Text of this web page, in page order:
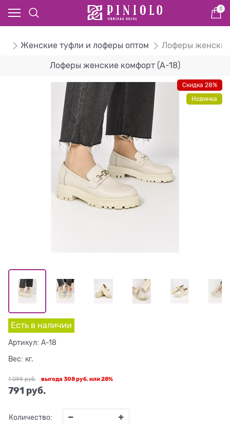
0
Женские туфли и лоферы оптом Лоферы
Лоферы женские комфорт (A-18)
Скидка 28%
Новинка
Есть в наличии
Артикул: A-18
Вес: кг.
1 099 руб.
791 руб.
выгода 308 руб.или28%
Количество: